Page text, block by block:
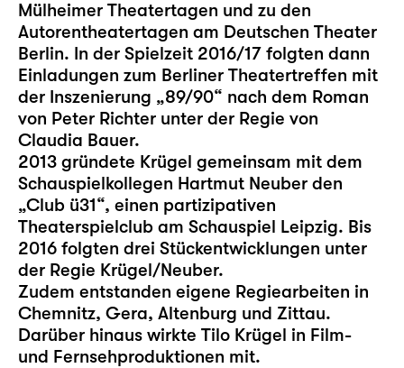
Mülheimer Theatertagen und zu den
Autorentheatertagen am Deutschen Theater
Berlin. In der Spielzeit 2016/17 folgten dann
Einladungen zum Berliner Theatertreffen mit
der Inszenierung „89/90“ nach dem Roman
von Peter Richter unter der Regie von
Claudia Bauer.
2013 gründete Krügel gemeinsam mit dem
Schauspielkollegen Hartmut Neuber den
„Club ü31“, einen partizipativen
Theaterspielclub am Schauspiel Leipzig. Bis
2016 folgten drei Stückentwicklungen unter
der Regie Krügel/Neuber.
Zudem entstanden eigene Regiearbeiten in
Chemnitz, Gera, Altenburg und Zittau.
Darüber hinaus wirkte Tilo Krügel in Film-
und Fernsehproduktionen mit.